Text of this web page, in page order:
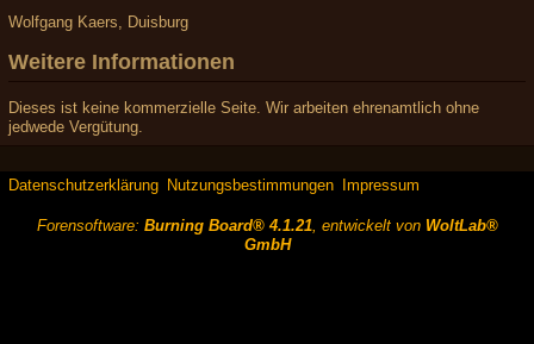
Wolfgang Kaers, Duisburg
Weitere Informationen
Dieses ist keine kommerzielle Seite. Wir arbeiten ehrenamtlich ohne
jedwede Vergütung.
Datenschutzerklärung Nutzungsbestimmungen Impressum
Forensoftware: Burning Board® 4.1.21, entwickelt von WoltLab®
GmbH